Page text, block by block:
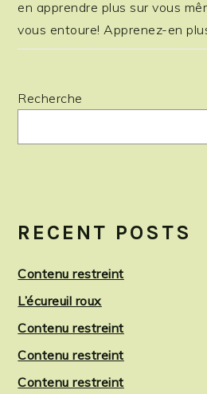
en apprendre plus sur vous
vous entoure! Apprenez-en
Recherche
RECENT POSTS
Contenu restreint
L’écureuil roux
Contenu restreint
Contenu restreint
Contenu restreint